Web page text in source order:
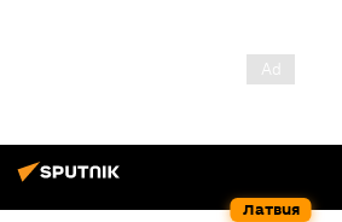
Латвия